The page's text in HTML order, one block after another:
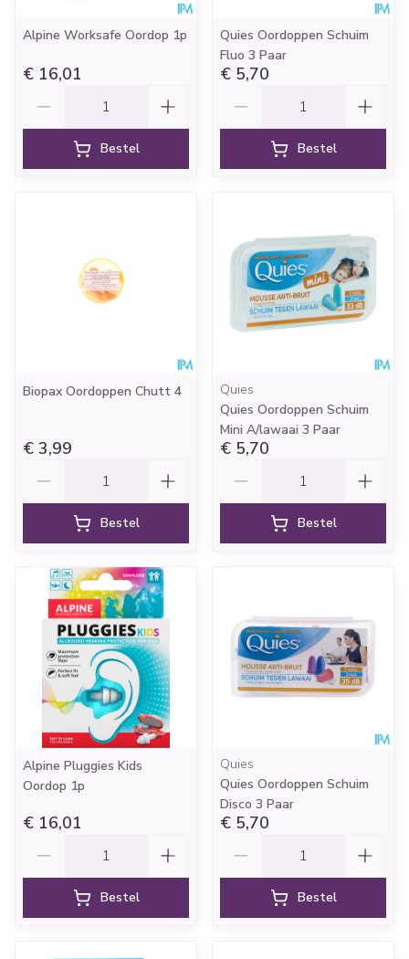
Alpine Worksafe Oordop 1p
€ 16,01
Bestel
Quies Oordoppen Schuim
Fluo 3 Paar
€ 5,70
Bestel
Biopax Oordoppen Chutt 4
€ 3,99
Bestel
Quies
Quies Oordoppen Schuim
Mini A/lawaai 3 Paar
€ 5,70
Bestel
Alpine Pluggies Kids
Oordop 1p
€ 16,01
Bestel
Quies
Quies Oordoppen Schuim
Disco 3 Paar
€ 5,70
Bestel